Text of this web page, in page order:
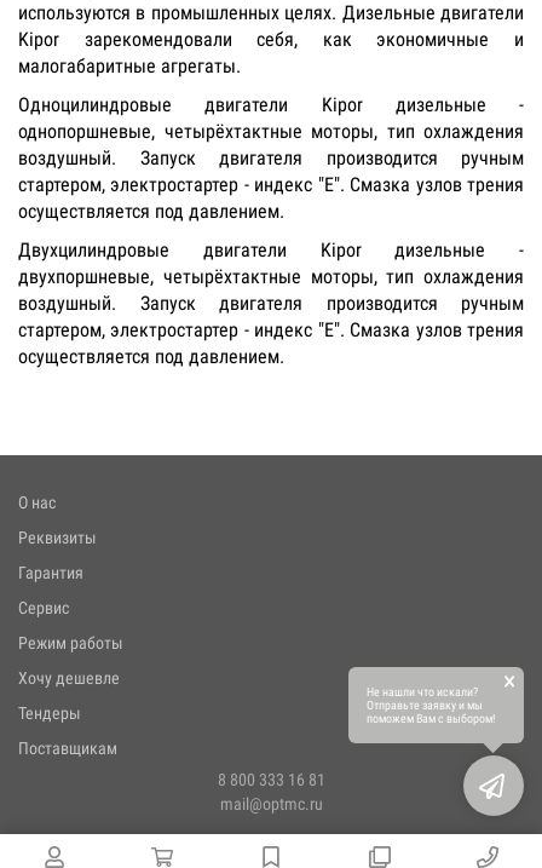
используются в промышленных целях. Дизельные двигатели
Kipor зарекомендовали себя, как экономичные и
малогабаритные агрегаты.
Одноцилиндровые двигатели Kipor дизельные -
однопоршневые, четырёхтактные моторы, тип охлаждения
воздушный. Запуск двигателя производится ручным
стартером, электростартер - индекс "E". Смазка узлов трения
осуществляется под давлением.
Двухцилиндровые двигатели Kipor дизельные -
двухпоршневые, четырёхтактные моторы, тип охлаждения
воздушный. Запуск двигателя производится ручным
стартером, электростартер - индекс "E". Смазка узлов трения
осуществляется под давлением.
О нас
Реквизиты
Гарантия
Сервис
Режим работы
Хочу дешевле
Тендеры
Поставщикам
8 800 333 16 81
mail@optmc.ru
Не нашли что искали?
Отправьте заявку и мы
поможем Вам с выбором!
×